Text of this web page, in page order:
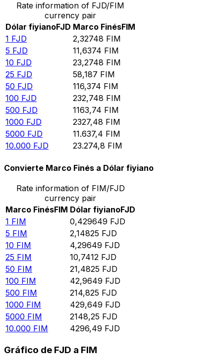
Rate information of FJD/FIM
currency pair
Dólar fiyianoFJD Marco FinésFIM
1 FJD 2,32748 FIM
5 FJD 11,6374 FIM
10 FJD 23,2748 FIM
25 FJD 58,187 FIM
50 FJD 116,374 FIM
100 FJD 232,748 FIM
500 FJD 1163,74 FIM
1000 FJD 2327,48 FIM
5000 FJD 11.637,4 FIM
10.000 FJD 23.274,8 FIM
Convierte Marco Finés a Dólar fiyiano
Rate information of FIM/FJD
currency pair
Marco FinésFIM Dólar fiyianoFJD
1 FIM 0,429649 FJD
5 FIM 2,14825 FJD
10 FIM 4,29649 FJD
25 FIM 10,7412 FJD
50 FIM 21,4825 FJD
100 FIM 42,9649 FJD
500 FIM 214,825 FJD
1000 FIM 429,649 FJD
5000 FIM 2148,25 FJD
10.000 FIM 4296,49 FJD
Gráfico de FJD a FIM